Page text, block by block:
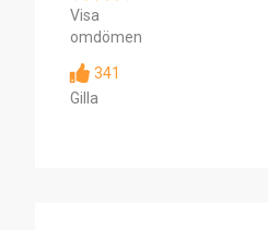
Visa
omdömen
341
Gilla